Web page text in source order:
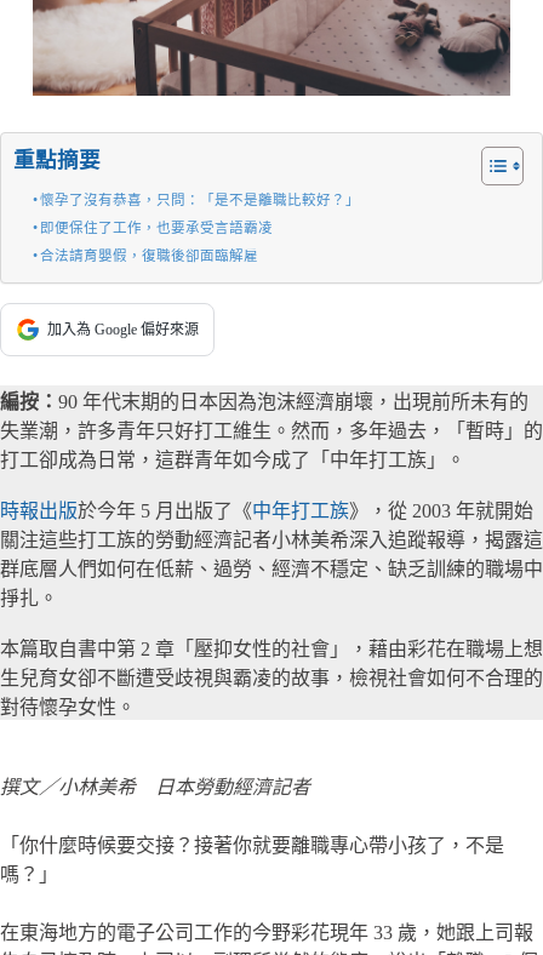
重點摘要
懷孕了沒有恭喜，只問：「是不是離職比較好？」
即便保住了工作，也要承受言語霸凌
合法請育嬰假，復職後卻面臨解雇
加入為 Google 偏好來源
編按： 90 年代末期的日本因為泡沫經濟崩壞，出現前所未有的
失業潮，許多青年只好打工維生。然而，多年過去，「暫時」的
打工卻成為日常，這群青年如今成了「中年打工族」。
時報出版於今年 5 月出版了《中年打工族》，從 2003 年就開始
關注這些打工族的勞動經濟記者小林美希深入追蹤報導，揭露這
群底層人們如何在低薪、過勞、經濟不穩定、缺乏訓練的職場中
掙扎。
本篇取自書中第 2 章「壓抑女性的社會」，藉由彩花在職場上想
生兒育女卻不斷遭受歧視與霸凌的故事，檢視社會如何不合理的
對待懷孕女性。
撰文／小林美希 日本勞動經濟記者
「你什麼時候要交接？接著你就要離職專心帶小孩了，不是
嗎？」
在東海地方的電子公司工作的今野彩花現年 33 歲，她跟上司報